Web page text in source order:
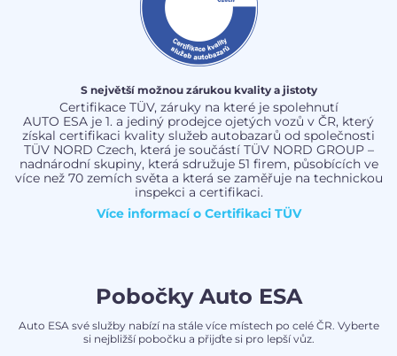
S největší možnou zárukou kvality a jistoty
Certifikace TÜV, záruky na které je spolehnutí
AUTO ESA je 1. a jediný prodejce ojetých vozů v ČR, který
získal certifikaci kvality služeb autobazarů od společnosti
TÜV NORD Czech, která je součástí TÜV NORD GROUP –
nadnárodní skupiny, která sdružuje 51 firem, působících ve
více než 70 zemích světa a která se zaměřuje na technickou
inspekci a certifikaci.
Více informací o Certifikaci TÜV
Pobočky Auto ESA
Auto ESA své služby nabízí na stále více místech po celé ČR. Vyberte
si nejbližší pobočku a přijďte si pro lepší vůz.